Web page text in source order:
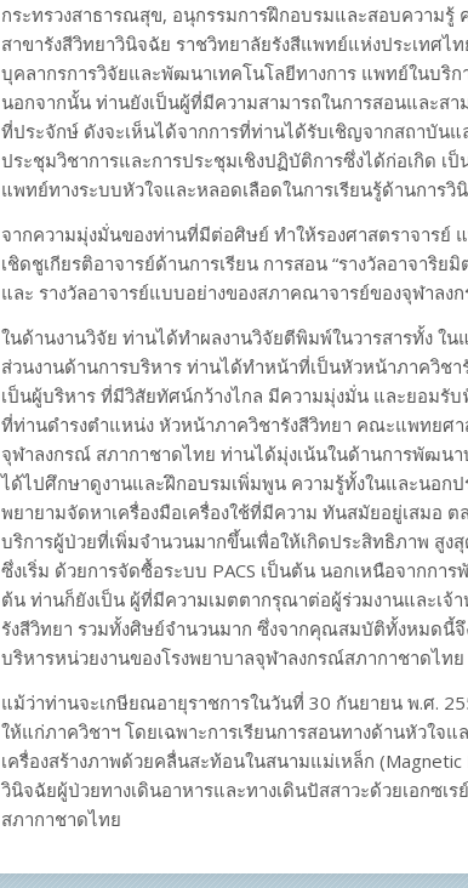
กระทรวงสาธารณสุข, อนุกรรมการฝึกอบรมและสอบความรู้
สาขารังสีวิทยาวินิจฉัย ราชวิทยาลัยรังสีแพทย์แห่งประเทศ
บุคลากรการวิจัยและพัฒนาเทคโนโลยีทางการ แพทย์ในบริ
นอกจากนั้น ท่านยังเป็นผู้ที่มีความสามารถในการสอนและส
ที่ประจักษ์ ดังจะเห็นได้จากการที่ท่านได้รับเชิญจากสถาบันแ
ประชุมวิชาการและการประชุมเชิงปฏิบัติการซึ่งได้ก่อเกิด
แพทย์ทางระบบหัวใจและหลอดเลือดในการเรียนรู้ด้านการวิ
จากความมุ่งมั่นของท่านที่มีต่อศิษย์ ทำให้รองศาสตราจารย์
เชิดชูเกียรติอาจารย์ด้านการเรียน การสอน “รางวัลอาจาริ
และ รางวัลอาจารย์แบบอย่างของสภาคณาจารย์ของจุฬาล
ในด้านงานวิจัย ท่านได้ทำผลงานวิจัยตีพิมพ์ในวารสารทั้ง ใ
ส่วนงานด้านการบริหาร ท่านได้ทำหน้าที่เป็นหัวหน้าภาควิชา
เป็นผู้บริหาร ที่มีวิสัยทัศน์กว้างไกล มีความมุ่งมั่น และยอมรั
ที่ท่านดำรงตำแหน่ง หัวหน้าภาควิชารังสีวิทยา คณะแพทยศา
จุฬาลงกรณ์ สภากาชาดไทย ท่านได้มุ่งเน้นในด้านการพัฒน
ได้ไปศึกษาดูงานและฝึกอบรมเพิ่มพูน ความรู้ทั้งในและนอกป
พยายามจัดหาเครื่องมือเครื่องใช้ที่มีความ ทันสมัยอยู่เสมอ
บริการผู้ป่วยที่เพิ่มจำนวนมากขึ้นเพื่อให้เกิดประสิทธิภาพ สูงสุ
ซึ่งเริ่ม ด้วยการจัดซื้อระบบ PACS เป็นต้น นอกเหนือจากกา
ต้น ท่านก็ยังเป็น ผู้ที่มีความเมตตากรุณาต่อผู้ร่วมงานและเจ้
รังสีวิทยา รวมทั้งศิษย์จำนวนมาก ซึ่งจากคุณสมบัติทั้งหมดนี้
บริหารหน่วยงานของโรงพยาบาลจุฬาลงกรณ์สภากาชาดไท
แม้ว่าท่านจะเกษียณอายุราชการในวันที่ 30 กันยายน พ.ศ.
ให้แก่ภาควิชาฯ โดยเฉพาะการเรียนการสอนทางด้านหัวใจ
เครื่องสร้างภาพด้วยคลื่นสะท้อนในสนามแม่เหล็ก
วินิจฉัยผู้ป่วยทางเดินอาหารและทางเดินปัสสาวะด้วยเอกซเ
สภากาชาดไทย